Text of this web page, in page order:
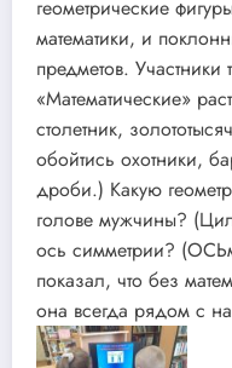
геометрические
математики, и
предметов.
«Математические»
столетник,
обойтись охотники,
дроби.) Какую
голове мужчины?
ось симметрии?
показал, что без
она всегда рядом с